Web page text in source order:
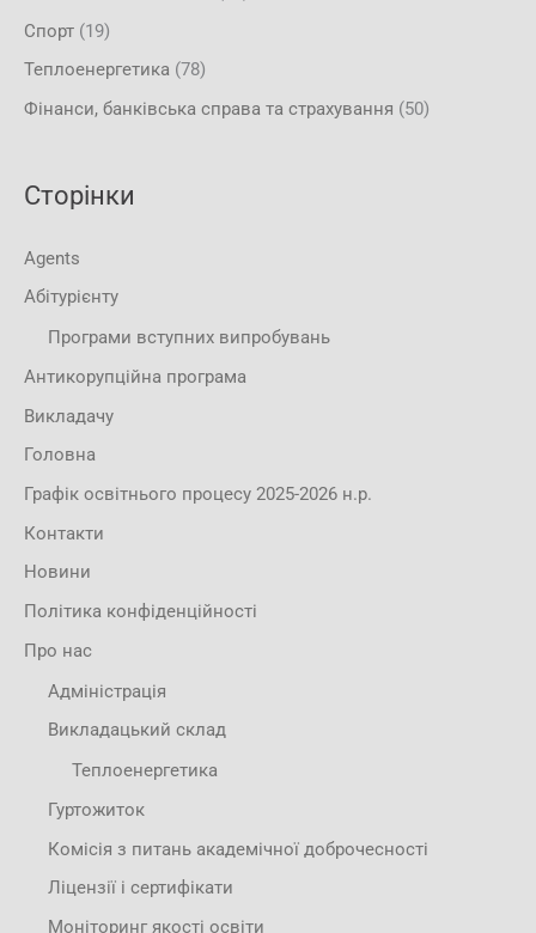
Спорт (19)
Теплоенергетика (78)
Фінанси, банківська справа та страхування (50)
Сторінки
Agents
Абітурієнту
Програми вступних випробувань
Антикорупційна програма
Викладачу
Головна
Графік освітнього процесу 2025-2026 н.р.
Контакти
Новини
Політика конфіденційності
Про нас
Адміністрація
Викладацький склад
Теплоенергетика
Гуртожиток
Комісія з питань академічної доброчесності
Ліцензії і сертифікати
Моніторинг якості освіти